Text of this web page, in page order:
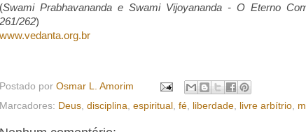
(Swami Prabhavananda e Swami Vijoyananda - O Eterno
261/262)
www.vedanta.org.br
Postado por Osmar L. Amorim
Marcadores: Deus disciplina espiritual fé liberdade livre arbítrio